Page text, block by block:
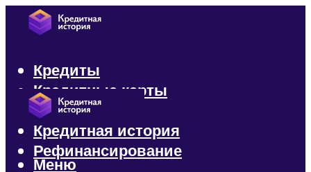
Кредиты
Кредитные карты
Микрозаймы
Кредитная история
Рефинансирование
Меню